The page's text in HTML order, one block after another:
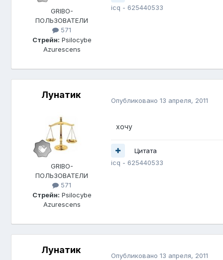
GRIBO-
ПОЛЬЗОВАТЕЛИ
571
Стрейн: Psilocybe
Azurescens
icq - 625440533
Лунатик
GRIBO-
ПОЛЬЗОВАТЕЛИ
571
Стрейн: Psilocybe
Azurescens
Опубликовано 13 апреля, 2011
хочу
Цитата
icq - 625440533
Лунатик
Опубликовано 13 апреля, 2011